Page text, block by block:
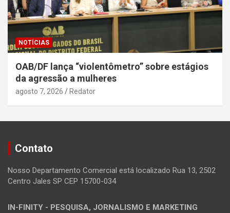
NOTÍCIAS
OAB/DF lança “violentômetro” sobre estágios
da agressão a mulheres
agosto 7, 2026 Redator
Contato
Nosso Departamento Comercial está localizado Rua 13, 2502
Centro Jales SP CEP 15700-034
IN-FINITY - PESQUISA, JORNALISMO E MARKETING